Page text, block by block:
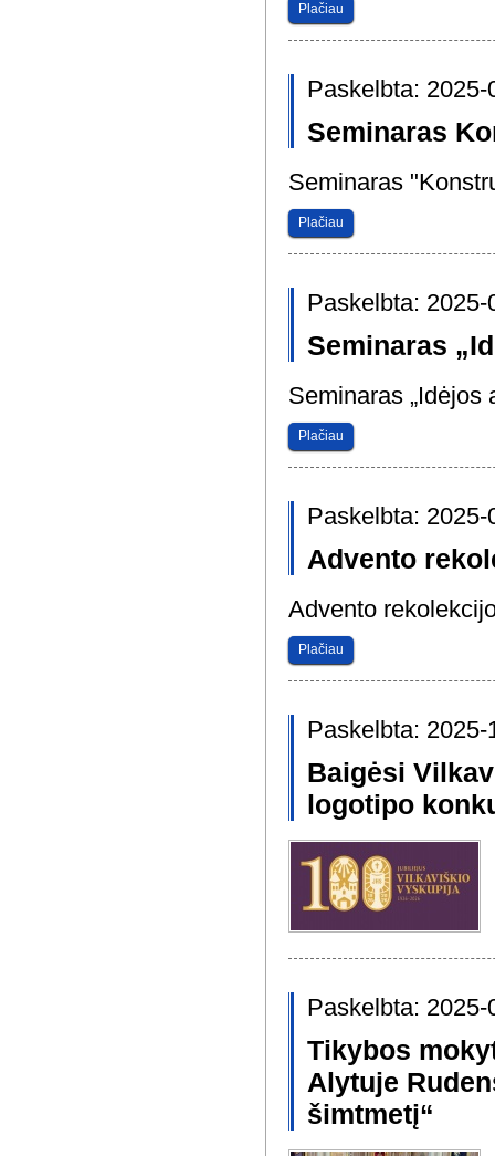
Plačiau
Paskelbta: 2025-
Seminaras
Seminaras
Plačiau
Paskelbta: 2025-
Seminaras
Seminaras „Idėjos
Plačiau
Paskelbta: 2025-
Advento
Advento
Plačiau
Paskelbta: 2025-
Baigėsi
logotipo
Paskelbta: 2025-
Tikybos
Alytuje
šimtmetį“